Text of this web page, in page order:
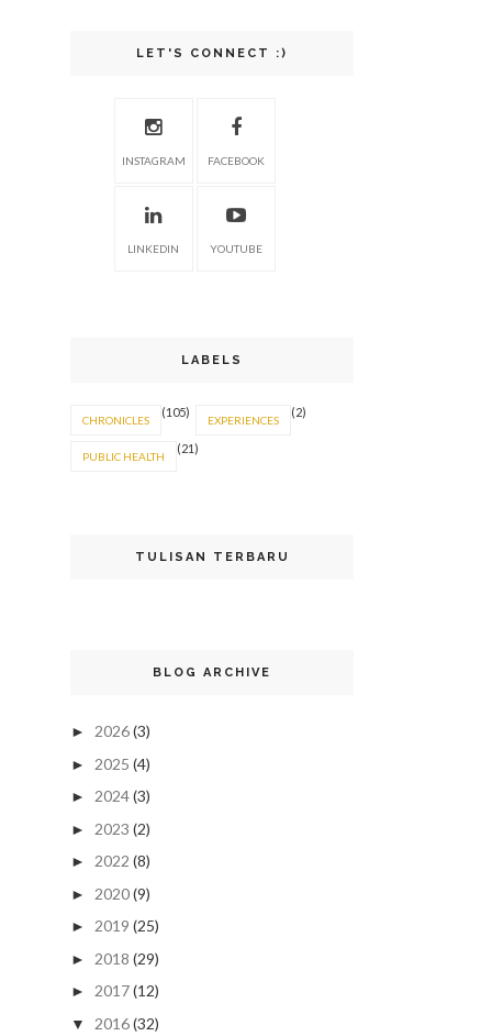
LET'S CONNECT :)
INSTAGRAM FACEBOOK
LINKEDIN YOUTUBE
LABELS
CHRONICLES
(105)
EXPERIENCES
(2)
PUBLIC HEALTH
(21)
TULISAN TERBARU
BLOG ARCHIVE
► 2026(3)
► 2025 (4)
► 2024(3)
► 2023 (2)
► 2022 (8)
► 2020(9)
► 2019 (25)
► 2018 (29)
► 2017(12)
▼ 2016(32)